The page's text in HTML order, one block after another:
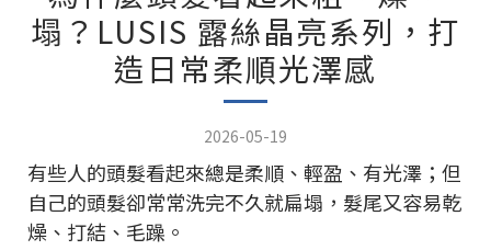
塌？LUSIS 露絲晶亮系列，打
造日常柔順光澤感
2026-05-19
有些人的頭髮看起來總是柔順、輕盈、有光澤；但
自己的頭髮卻常常洗完不久就扁塌，髮尾又容易乾
燥、打結、毛躁。